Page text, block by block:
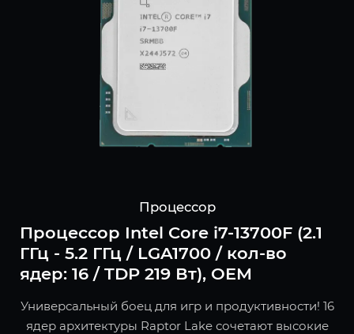
Процессор
Процессор Intel Core i7-13700F (2.1
ГГц - 5.2 ГГц / LGA1700 / кол-во
ядер: 16 / TDP 219 Вт), OEM
Универсальный боец для игр и продуктивности! 16
ядер архитектуры Raptor Lake сочетают высокие